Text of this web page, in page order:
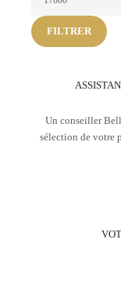
max
FILTRER
Un conseiller
sélection de votre